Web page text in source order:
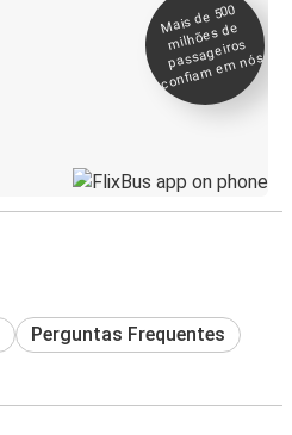
Mais de 500
milhões de
passageiros
confia
m e
m nós
Perguntas Frequentes